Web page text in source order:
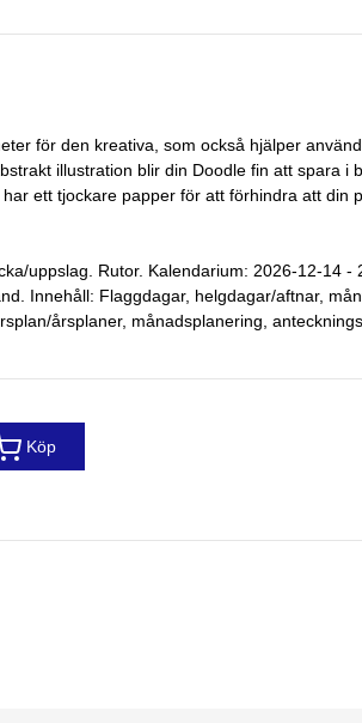
för den kreativa, som också hjälper
illustration blir din Doodle fin att spara i
ett tjockare papper för att förhindra att din
uppslag. Rutor. Kalendarium: 2026-12-14
Innehåll: Flaggdagar, helgdagar/aftnar,
årsplaner, månadsplanering,
Köp